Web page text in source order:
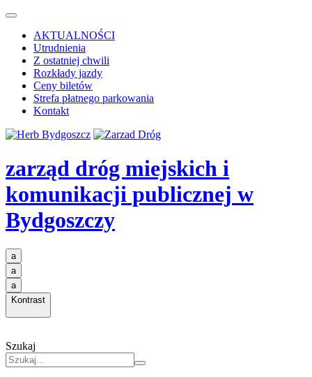
AKTUALNOŚCI
Utrudnienia
Z ostatniej chwili
Rozkłady jazdy
Ceny biletów
Strefa płatnego parkowania
Kontakt
zarząd dróg miejskich i
komunikacji publicznej w
Bydgoszczy
a
a
a
Kontrast
Szukaj